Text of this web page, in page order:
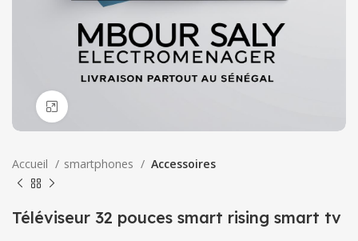
Accueil smartphones Accessoires
Téléviseur 32 pouces smart rising smart tv